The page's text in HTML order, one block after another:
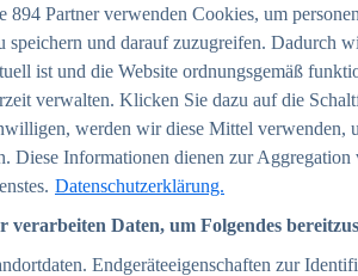
894 Partner verwenden Cookies, um
speichern und darauf zuzugreifen. Dadurch
ist und die Website ordnungsgemäß
verwalten. Klicken Sie dazu auf die
werden wir diese Mittel verwenden,
Diese Informationen dienen zur
Datenschutzerklärung.
Daten, um Folgendes
Endgeräteeigenschaften zur